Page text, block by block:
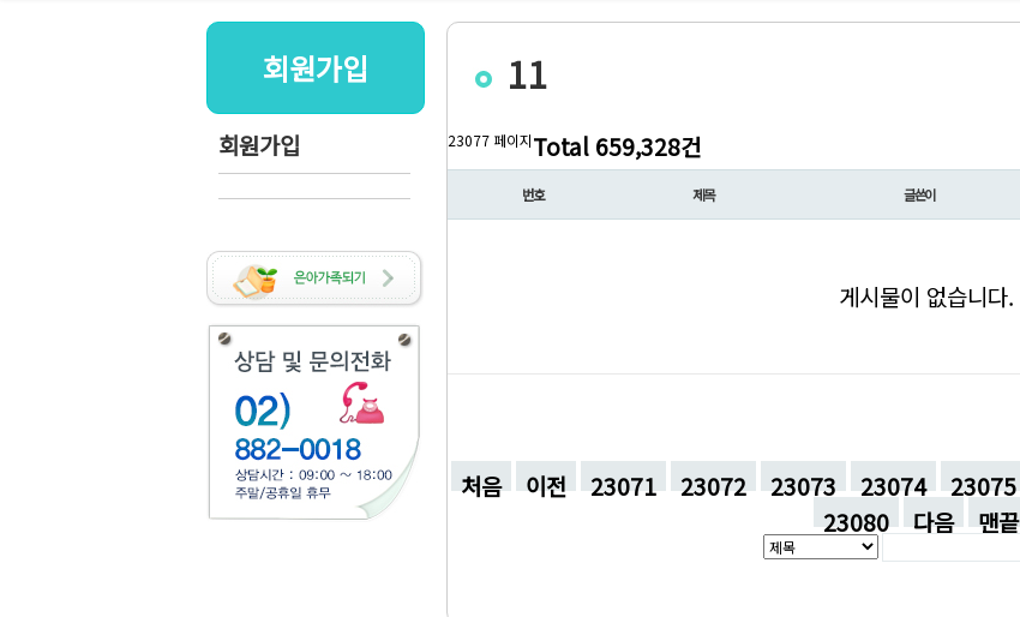
회원가입
회원가입
11
Total 659,328건
23077 페이지
번호 제목 글쓴이
게시물이 없습니다.
처음 이전 23071 23072 23073 23074 23075
23080 다음 맨끝